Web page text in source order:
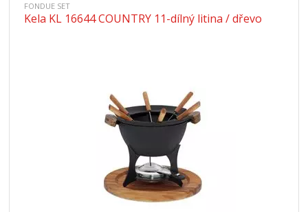
FONDUE SET
Kela KL 16644 COUNTRY 11-dílný litina / dřevo